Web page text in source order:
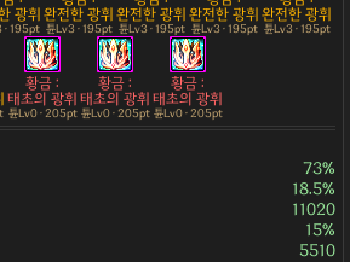
광휘
· 195pt
완전한 광휘
튠Lv3 · 195pt
완전한 광휘
튠Lv3 · 195pt
완전한 광휘
튠Lv3 · 195pt
완전한 광휘
튠Lv3 · 195pt
황금 :
태초의 광휘
튠Lv0 · 205pt
황금 :
태초의 광휘
튠Lv0 · 205pt
황금 :
태초의 광휘
튠Lv0 · 205pt
73%
18.5%
11020
15%
5510